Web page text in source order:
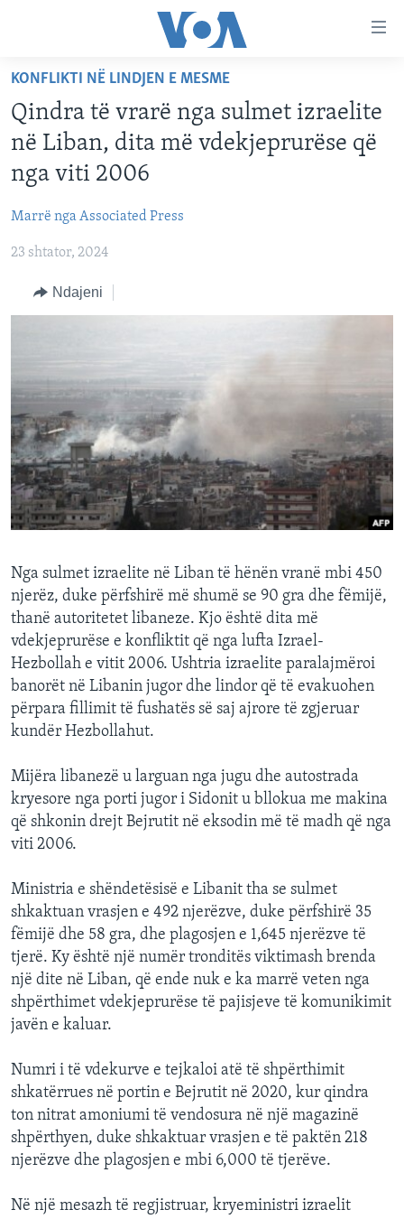
faqen
kryesore
Kalo
tek
faqja
Kalo
tek
FAQJA KRYESORE
KATEGORITË
AMERIKA
EVROPA
BOTA
MJEDISI
SHËNDETËSI
INTERVISTA
DITARI
Learning English
FOLLOW US
KONFLIKTI NË LINDJEN E MESME
Qindra të vrarë nga sulmet izraelite
në Liban, dita më vdekjeprurëse që
nga viti 2006
Marrë nga Associated Press
23 shtator, 2024
Ndajeni
Nga sulmet izraelite në Liban të hënën vranë mbi 450
njerëz, duke përfshirë më shumë se 90 gra dhe fëmijë,
thanë autoritetet libaneze. Kjo është dita më
vdekjeprurëse e konfliktit që nga lufta Izrael-
Hezbollah e vitit 2006. Ushtria izraelite paralajmëroi
banorët në Libanin jugor dhe lindor që të evakuohen
përpara fillimit të fushatës së saj ajrore të zgjeruar
kundër Hezbollahut.
Mijëra libanezë u larguan nga jugu dhe autostrada
kryesore nga porti jugor i Sidonit u bllokua me makina
që shkonin drejt Bejrutit në eksodin më të madh që nga
viti 2006.
Ministria e shëndetësisë e Libanit tha se sulmet
shkaktuan vrasjen e 492 njerëzve, duke përfshirë 35
fëmijë dhe 58 gra, dhe plagosjen e 1,645 njerëzve të
tjerë. Ky është një numër tronditës viktimash brenda
një dite në Liban, që ende nuk e ka marrë veten nga
shpërthimet vdekjeprurëse të pajisjeve të komunikimit
javën e kaluar.
Numri i të vdekurve e tejkaloi atë të shpërthimit
shkatërrues në portin e Bejrutit në 2020, kur qindra
ton nitrat amoniumi të vendosura në një magazinë
shpërthyen, duke shkaktuar vrasjen e të paktën 218
njerëzve dhe plagosjen e mbi 6,000 të tjerëve.
Në një mesazh të regjistruar, kryeministri izraelit